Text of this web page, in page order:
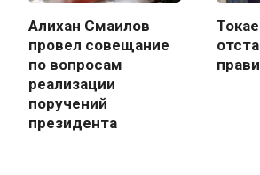
Алихан Смаилов
провел совещание
по вопросам
реализации
поручений
президента